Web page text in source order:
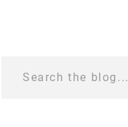
Search the blog...